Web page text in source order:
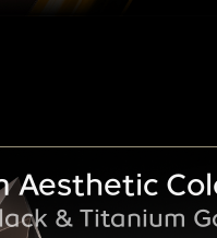
Aesthetic
&Titanium